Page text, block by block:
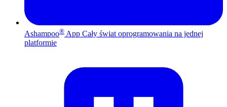
Ashampoo® App Cały świat oprogramowania na jednej
platformie